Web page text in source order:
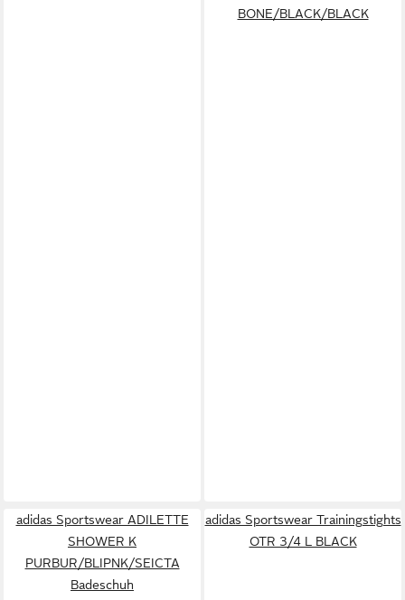
BONE/BLACK/BLACK
adidas Sportswear ADILETTE
SHOWER K
PURBUR/BLIPNK/SEICTA
Badeschuh
adidas Sportswear Trainingstights
OTR 3/4 L BLACK